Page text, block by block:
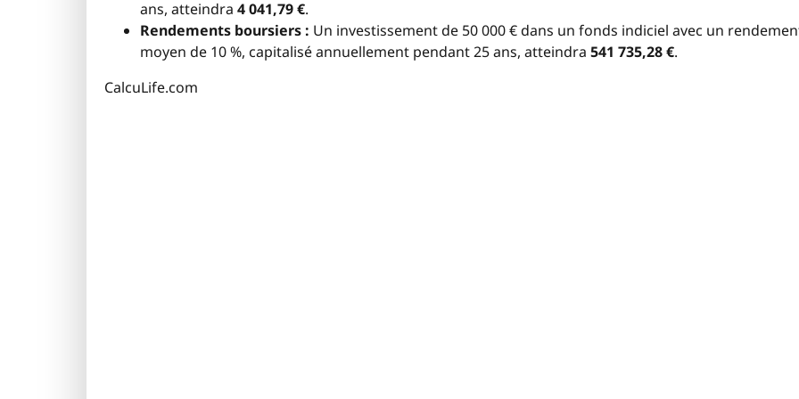
ans, atteindra 4 041,79 €.
Rendements boursiers : Un investissement de 50 000 € dans un fonds indiciel avec un
moyen de 10 %, capitalisé annuellement pendant 25 ans, atteindra 541 735,28 €.
CalcuLife.com